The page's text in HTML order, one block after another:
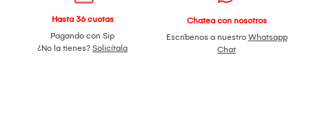
Hasta 36 cuotas
Pagando con Sip
¿No la tienes? Solicítala
Chatea con nosotros
Escríbenos a nuestro Whatsapp
Chat